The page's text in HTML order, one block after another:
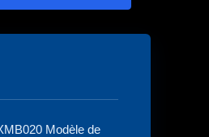
Modèle de